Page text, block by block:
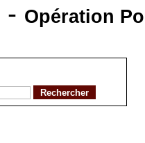
- Opération